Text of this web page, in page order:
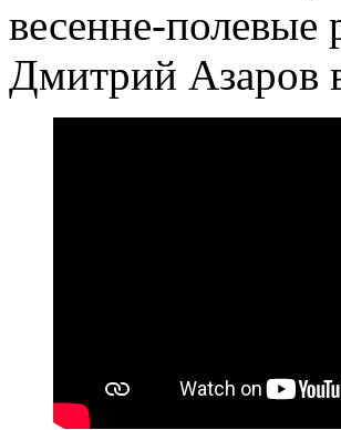
весенне-полевые
Дмитрий Азаров